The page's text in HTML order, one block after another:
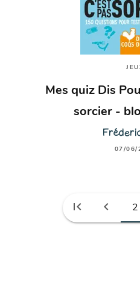
Mes quiz Dis
sorcier -
07/06/
first_page chevron_left 2